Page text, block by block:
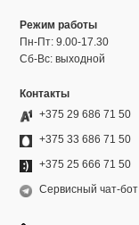
Режим работы
Пн-Пт: 9.00-17.30
Сб-Вс: выходной
Контакты
+375 29 686 71 50
+375 33 686 71 50
+375 25 666 71 50
Сервисный чат-бот